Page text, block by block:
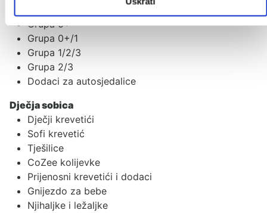
Grupa 0+
Grupa 0+/1
Grupa 1/2/3
Grupa 2/3
Dodaci za autosjedalice
Dječja sobica
Dječji krevetići
Sofi krevetić
Tješilice
CoZee kolijevke
Prijenosni krevetići i dodaci
Gnijezdo za bebe
Njihaljke i ležaljke